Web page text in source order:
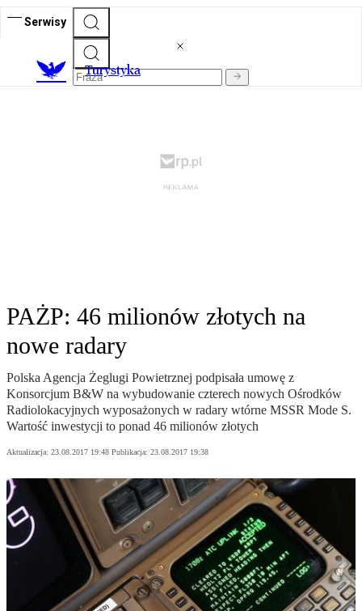
Serwisy
Turystyka
PAŻP: 46 milionów złotych na
nowe radary
Polska Agencja Żeglugi Powietrznej podpisała umowę z
Konsorcjum B&W na wybudowanie czterech nowych Ośrodków
Radiolokacyjnych wyposażonych w radary wtórne MSSR Mode S.
Wartość inwestycji to ponad 46 milionów złotych
Aktualizacja: 23.08.2017 19:48 Publikacja: 23.08.2017 19:38